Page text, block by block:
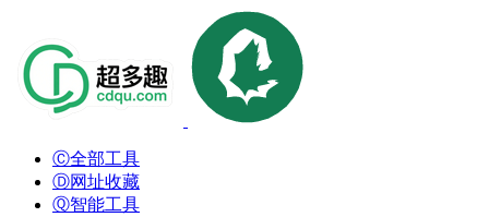
Ⓒ全部工具
Ⓓ网址收藏
Ⓠ智能工具